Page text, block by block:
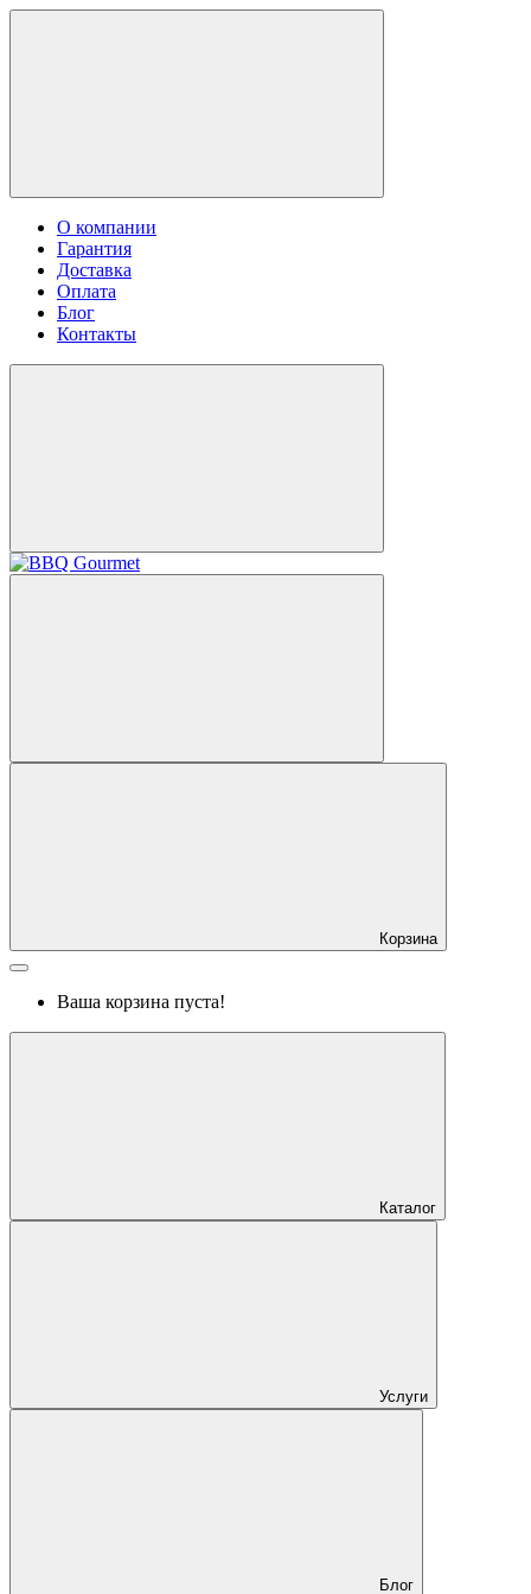
О компании
Гарантия
Доставка
Оплата
Блог
Контакты
Корзина
Ваша корзина пуста!
Каталог
Услуги
Блог